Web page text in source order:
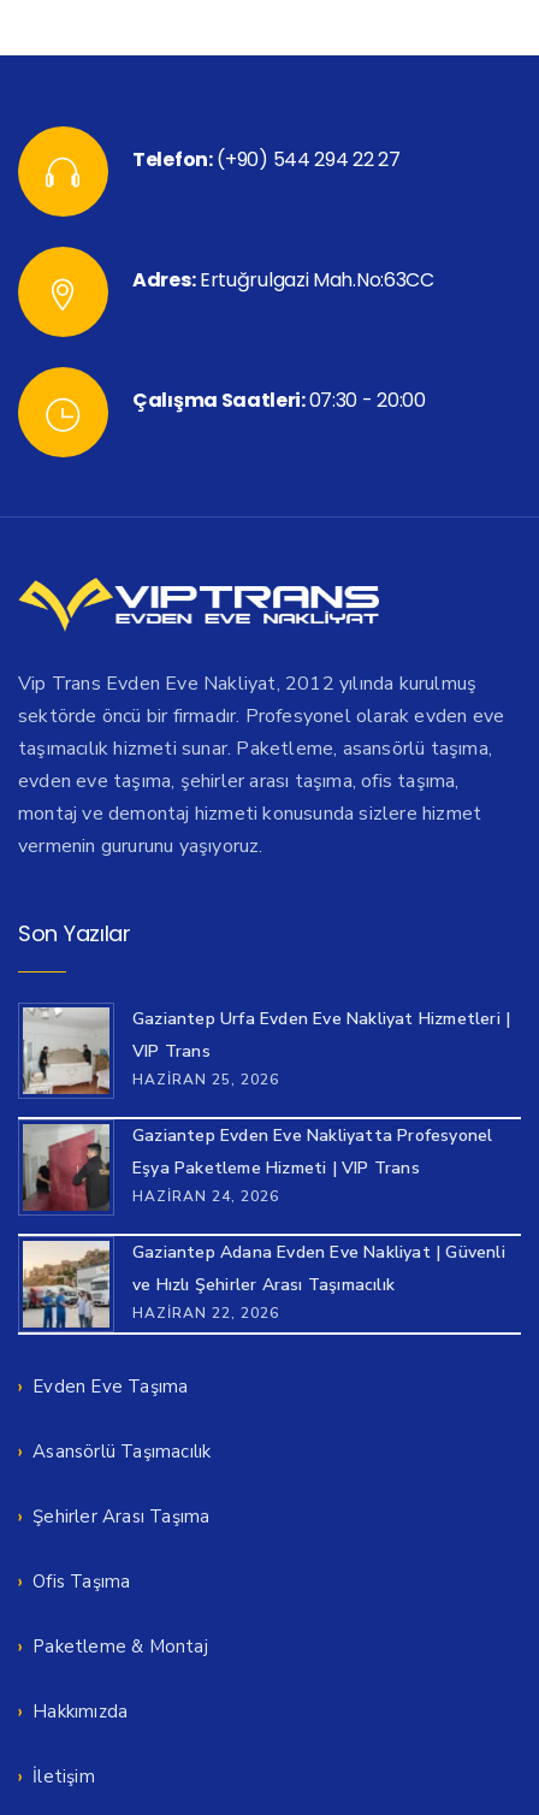
Telefon:(+90) 544 294 22 27
Adres:Ertuğrulgazi Mah.No:63CC
Çalışma Saatleri:07:30 - 20:00
Vip Trans Evden Eve Nakliyat, 2012 yılında kurulmuş
sektörde öncü bir firmadır. Profesyonel olarak evden eve
taşımacılık hizmeti sunar. Paketleme, asansörlü taşıma,
evden eve taşıma, şehirler arası taşıma, ofis taşıma,
montaj ve demontaj hizmeti konusunda sizlere hizmet
vermenin gururunu yaşıyoruz.
Son Yazılar
Gaziantep Urfa Evden Eve Nakliyat Hizmetleri |
VIP Trans
HAZIRAN 25, 2026
Gaziantep Evden Eve Nakliyatta Profesyonel
Eşya Paketleme Hizmeti | VIP Trans
HAZIRAN 24, 2026
Gaziantep Adana Evden Eve Nakliyat | Güvenli
ve Hızlı Şehirler Arası Taşımacılık
HAZIRAN 22, 2026
Evden Eve Taşıma
Asansörlü Taşımacılık
Şehirler Arası Taşıma
Ofis Taşıma
Paketleme & Montaj
Hakkımızda
İletişim